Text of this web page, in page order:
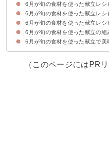
【アジ・みょうが】アジのたた
【パプリカ・ズッキーニ】夏野
【アユ】アユの甘露煮
6月が旬の食材を使った献立レシ
【トマト・きゅうり】冷製トマ
【枝豆】枝豆ポタージュ
【すいか】すいかの皮の中華スー
6月が旬の食材を使った献立レシ
【車海老・ホタテ・パプリカ】
【アナゴ】アナゴ丼
【ホタテ・トマト】ホタテとト
6月が旬の食材を使った献立レシ
【パッションフルーツ】パッシ
【さくらんぼ】さくらんぼのコ
【びわ】びわのタルト
6月が旬の食材を使った献立の組
献立メニュー例①和食の献立を
献立メニュー例②短時間で調理
献立メニュー例③子供のランチ
6月が旬の食材を使った献立で美
（このページにはPR